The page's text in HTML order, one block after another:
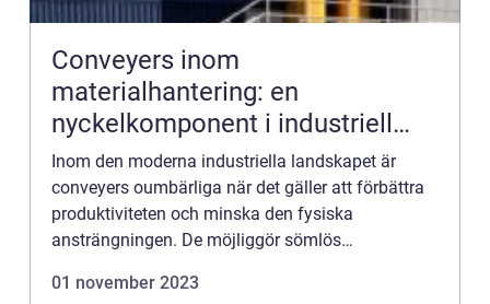
Conveyers inom
materialhantering: en
nyckelkomponent i industriell
effektivitet
Inom den moderna industriella landskapet är
conveyers oumbärliga när det gäller att förbättra
produktiviteten och minska den fysiska
ansträngningen. De möjliggör sömlös
olika branscher. Den teknis...
01 november 2023